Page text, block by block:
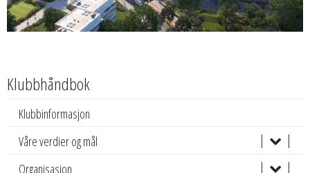
Klubbhåndbok
Klubbinformasjon
Våre verdier og mål
Organisasjon